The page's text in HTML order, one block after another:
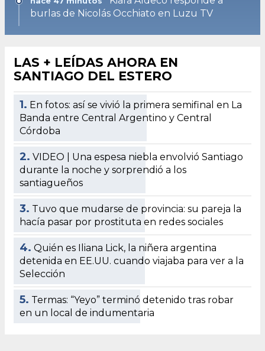
burlas de Nicolás Occhiato en Luzu TV
LAS + LEÍDAS AHORA EN
SANTIAGO DEL ESTERO
1. En fotos: así se vivió la primera semifinal en La
Banda entre Central Argentino y Central
Córdoba
2. VIDEO | Una espesa niebla envolvió Santiago
durante la noche y sorprendió a los
santiagueños
3. Tuvo que mudarse de provincia: su pareja la
hacía pasar por prostituta en redes sociales
4. Quién es Iliana Lick, la niñera argentina
detenida en EE.UU. cuando viajaba para ver a la
Selección
5. Termas: “Yeyo” terminó detenido tras robar
en un local de indumentaria